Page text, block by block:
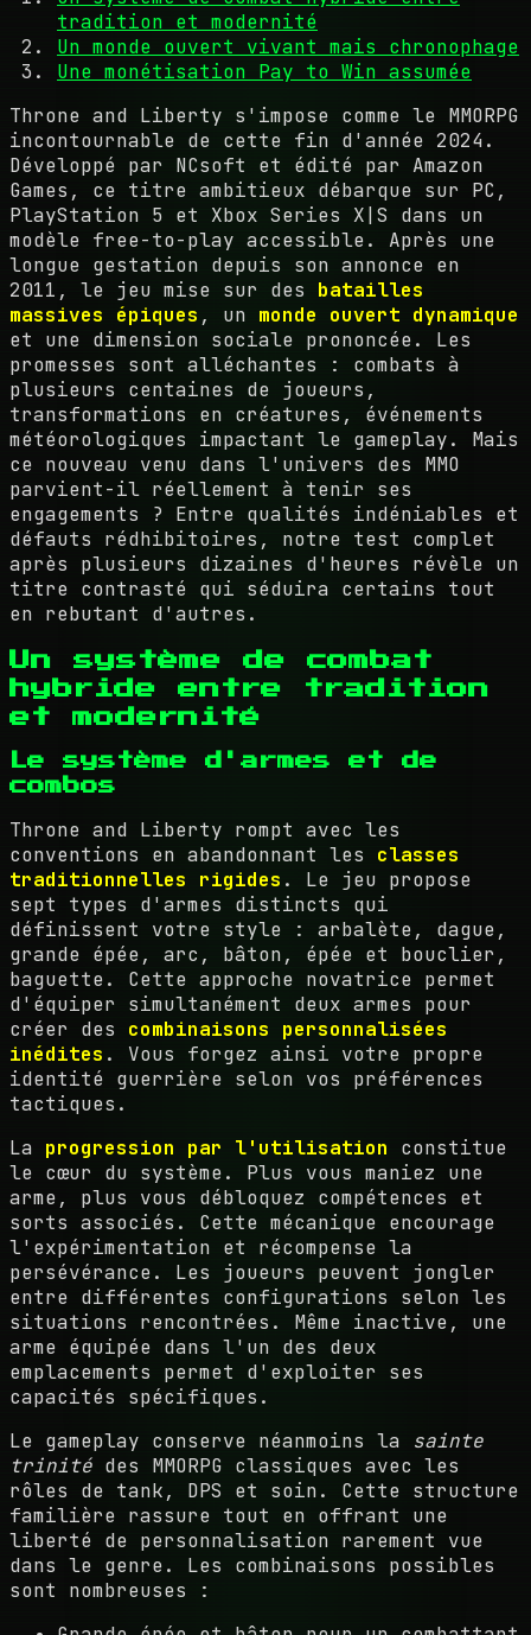
tradition et modernité
Un monde ouvert vivant mais chronophage
Une monétisation Pay to Win assumée
Throne and Liberty s'impose comme le MMORPG
incontournable de cette fin d'année 2024.
Développé par NCsoft et édité par Amazon
Games, ce titre ambitieux débarque sur PC,
PlayStation 5 et Xbox Series X|S dans un
modèle free-to-play accessible. Après une
longue gestation depuis son annonce en
2011, le jeu mise sur des batailles
massives épiques , un monde ouvert dynamique
et une dimension sociale prononcée. Les
promesses sont alléchantes : combats à
plusieurs centaines de joueurs,
transformations en créatures, événements
météorologiques impactant le gameplay. Mais
ce nouveau venu dans l'univers des MMO
parvient-il réellement à tenir ses
engagements ? Entre qualités indéniables et
défauts rédhibitoires, notre test complet
après plusieurs dizaines d'heures révèle un
titre contrasté qui séduira certains tout
en rebutant d'autres.
Un système de combat
hybride entre tradition
et modernité
Le système d'armes et de
combos
Throne and Liberty rompt avec les
conventions en abandonnant les classes
traditionnelles rigides . Le jeu propose
sept types d'armes distincts qui
définissent votre style : arbalète, dague,
grande épée, arc, bâton, épée et bouclier,
baguette. Cette approche novatrice permet
d'équiper simultanément deux armes pour
créer des combinaisons personnalisées
inédites . Vous forgez ainsi votre propre
identité guerrière selon vos préférences
tactiques.
La progression par l'utilisation constitue
le cœur du système. Plus vous maniez une
arme, plus vous débloquez compétences et
sorts associés. Cette mécanique encourage
l'expérimentation et récompense la
persévérance. Les joueurs peuvent jongler
entre différentes configurations selon les
situations rencontrées. Même inactive, une
arme équipée dans l'un des deux
emplacements permet d'exploiter ses
capacités spécifiques.
Le gameplay conserve néanmoins la sainte
trinité des MMORPG classiques avec les
rôles de tank, DPS et soin. Cette structure
familière rassure tout en offrant une
liberté de personnalisation rarement vue
dans le genre. Les combinaisons possibles
sont nombreuses :